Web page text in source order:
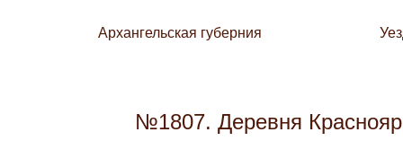
Архангельская губерния
№1807. Деревня